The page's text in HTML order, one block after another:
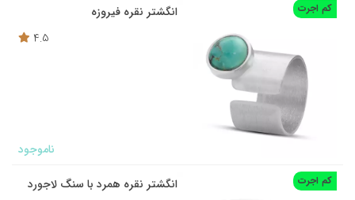
کم اجرت
انگشتر نقره فیروزه
4.5
ناموجود
کم اجرت
انگشتر نقره همرد با سنگ لاجورد